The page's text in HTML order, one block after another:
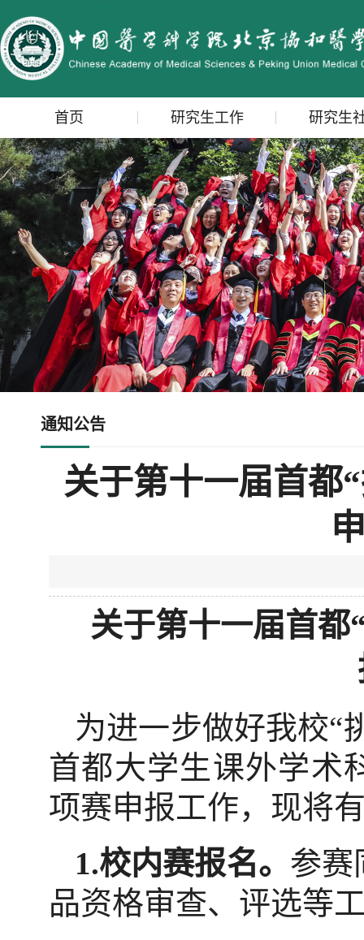
首页 研究生工作 研究生
通知公告
关于第十一届首都
关于第十一届首都
为进一步做好我校“
首都大学生课外学术
项赛申报工作，现将
1.校内赛报名。 参赛
品资格审查、评选等